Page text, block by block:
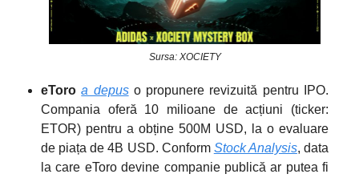
Sursa: XOCIETY
eToro a depuso propunere revizuită pentru IPO.
Compania oferă 10 milioane de acțiuni (ticker:
ETOR) pentru a obține 500M USD, la o evaluare
de piața de 4B USD. Conform Stock Analysis, data
la care eToro devine companie publică ar putea fi